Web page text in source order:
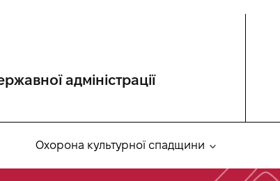
адміністрації
Охорона культурної спадщини